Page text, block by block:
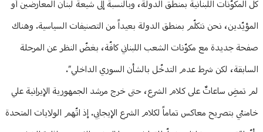
كلّ المكوّنات اللبنانية بمنطق الدولة، وبالنسبة إلى شيعة لبنان المعارضين أو
المؤيّدين، نحن نتكلّم بمنطق الدولة بعيداً من التصنيفات السياسية. وهناك
صفحة جديدة مع مكوّنات الشعب اللبناني كافّة، بغضّ النظر عن المرحلة
السابقة، لكن شرط عدم التدخّل بالشأن السوري الداخلي”.
لم تمضِ ساعاتٌ على كلام الشرع، حتى خرج مرشد الجمهورية الإيرانية علي
خامنئي بتصريح معاكس تماماً لكلام الشرع الإيجابي. إذ اتّهم الولايات المتحدة